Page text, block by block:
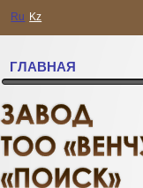
Ru Kz
ГЛАВНАЯ